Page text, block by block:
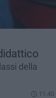
della
11.40